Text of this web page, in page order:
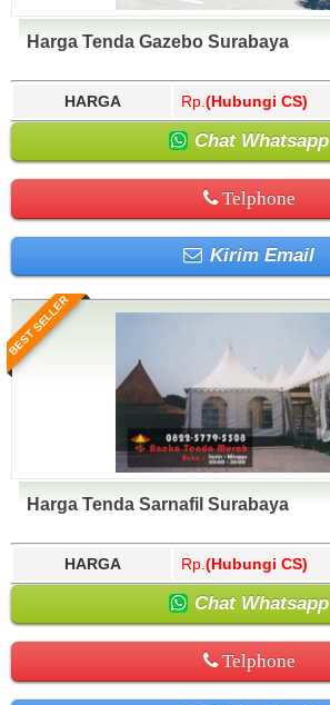
Harga Tenda Gazebo Surabaya
HARGA Rp. (Hubungi CS)
Chat Whatsapp
Telphone
Kirim Email
BEST SELLER
Harga Tenda Sarnafil Surabaya
HARGA Rp. (Hubungi CS)
Chat Whatsapp
Telphone